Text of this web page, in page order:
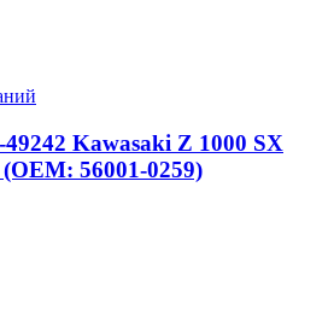
Kawasaki Z 1000 SX
(OEM: 56001-0259)